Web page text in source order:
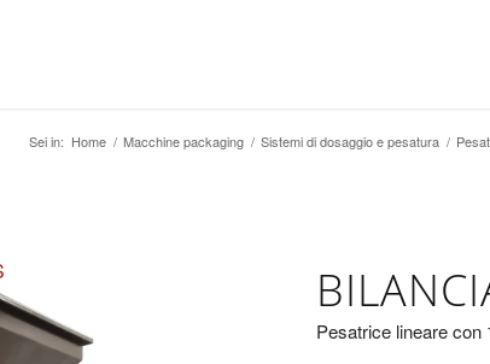
Sei in: Home / Macchine packaging / Sistemi di dosaggio e pesatura /
Pesatrice lineare con